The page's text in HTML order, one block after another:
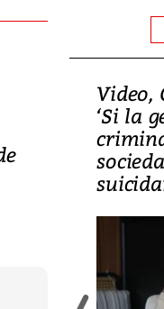
Video,
‘Si la